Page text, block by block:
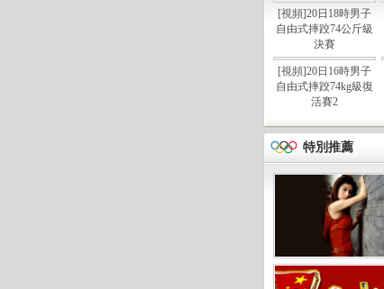
[視頻]20日18時男子
自由式摔跤74公斤級
決賽
[視頻]20日16時男子
自由式摔跤74kg級復
活賽2
特別推薦